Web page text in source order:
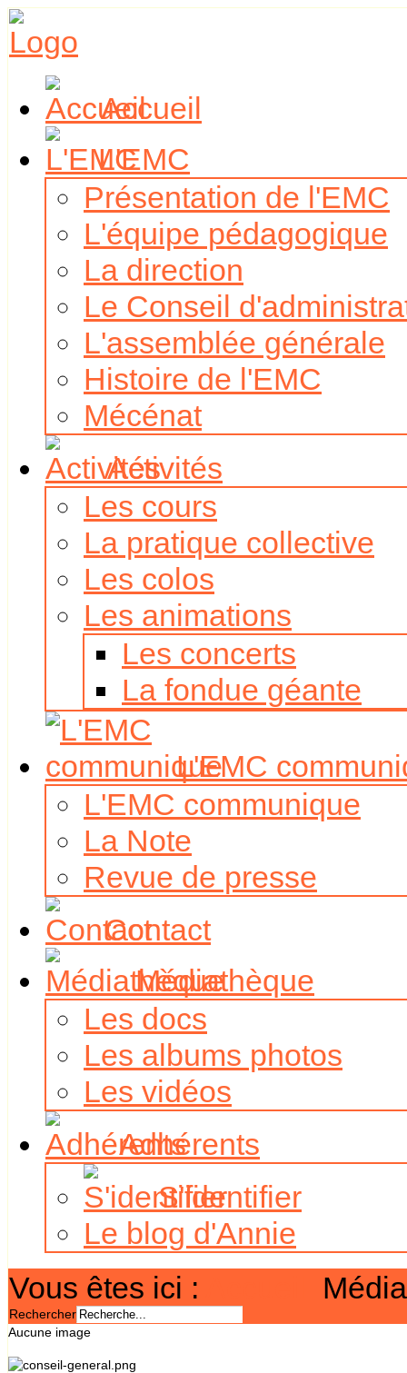
Accueil
L'EMC
Présentation de l'EMC
L'équipe pédagogique
La direction
Le Conseil
L'assemblée générale
Histoire de l'EMC
Mécénat
Activités
Les cours
La pratique collective
Les colos
Les animations
Les concerts
La fondue géante
L'EMC
L'EMC communique
La Note
Revue de presse
Contact
Médiathèque
Les docs
Les albums photos
Les vidéos
Adhérents
S'identifier
Le blog d'Annie
Vous êtes ici :
Rechercher
Aucune image